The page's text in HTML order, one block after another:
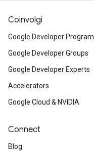
Coinvolgi
Google Developer Program
Google Developer Groups
Google Developer Experts
Accelerators
Google Cloud & NVIDIA
Connect
Blog